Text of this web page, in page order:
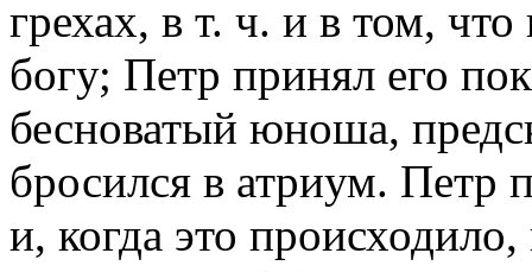
грехах, в т. ч. и в том,
богу; Петр принял его
бесноватый юноша,
бросился в атриум. Петр
и, когда это